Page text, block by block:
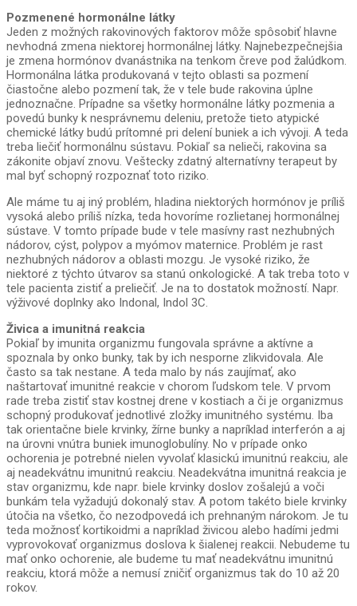
Pozmenené hormonálne látky
Jeden z možných rakovinových faktorov môže spôsobiť hlavne
nevhodná zmena niektorej hormonálnej látky. Najnebezpečnejšia
je zmena hormónov dvanástnika na tenkom čreve pod žalúdkom.
Hormonálna látka produkovaná v tejto oblasti sa pozmení
čiastočne alebo pozmení tak, že v tele bude rakovina úplne
jednoznačne. Prípadne sa všetky hormonálne látky pozmenia a
povedú bunky k nesprávnemu deleniu, pretože tieto atypické
chemické látky budú prítomné pri delení buniek a ich vývoji. A teda
treba liečiť hormonálnu sústavu. Pokiaľ sa nelieči, rakovina sa
zákonite objaví znovu. Veštecky zdatný alternatívny terapeut by
mal byť schopný rozpoznať toto riziko.
Ale máme tu aj iný problém, hladina niektorých hormónov je príliš
vysoká alebo príliš nízka, teda hovoríme rozlietanej hormonálnej
sústave. V tomto prípade bude v tele masívny rast nezhubných
nádorov, cýst, polypov a myómov maternice. Problém je rast
nezhubných nádorov a oblasti mozgu. Je vysoké riziko, že
niektoré z týchto útvarov sa stanú onkologické. A tak treba toto v
tele pacienta zistiť a preliečiť. Je na to dostatok možností. Napr.
výživové doplnky ako Indonal, Indol 3C.
Živica a imunitná reakcia
Pokiaľ by imunita organizmu fungovala správne a aktívne a
spoznala by onko bunky, tak by ich nesporne zlikvidovala. Ale
často sa tak nestane. A teda malo by nás zaujímať, ako
naštartovať imunitné reakcie v chorom ľudskom tele. V prvom
rade treba zistiť stav kostnej drene v kostiach a či je organizmus
schopný produkovať jednotlivé zložky imunitného systému. Iba
tak orientačne biele krvinky, žírne bunky a napríklad interferón a aj
na úrovni vnútra buniek imunoglobulíny. No v prípade onko
ochorenia je potrebné nielen vyvolať klasickú imunitnú reakciu, ale
aj neadekvátnu imunitnú reakciu. Neadekvátna imunitná reakcia je
stav organizmu, kde napr. biele krvinky doslov zošalejú a voči
bunkám tela vyžadujú dokonalý stav. A potom takéto biele krvinky
útočia na všetko, čo nezodpovedá ich prehnaným nárokom. Je tu
teda možnosť kortikoidmi a napríklad živicou alebo hadími jedmi
vyprovokovať organizmus doslova k šialenej reakcii. Nebudeme tu
mať onko ochorenie, ale budeme tu mať neadekvátnu imunitnú
reakciu, ktorá môže a nemusí zničiť organizmus tak do 10 až 20
rokov.